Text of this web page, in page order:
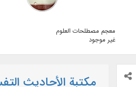
معجم مصطلحات العلوم
غير موجود
مكتبة الأحاديث